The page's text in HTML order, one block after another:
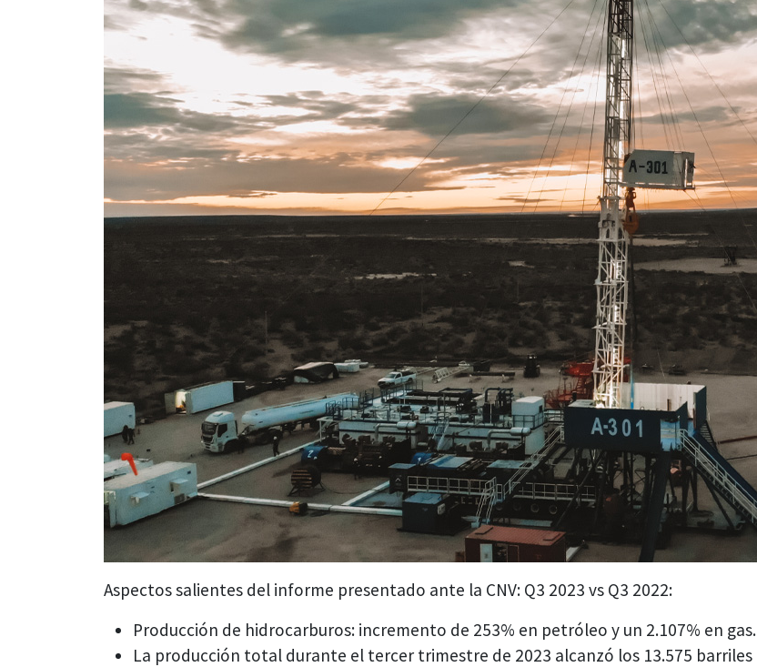
Aspectos salientes del informe presentado ante la CNV: Q3 2023 vs Q3 2022:
Producción de hidrocarburos: incremento de 253% en petróleo y un 2.107% en gas.
La producción total durante el tercer trimestre de 2023 alcanzó los 13.575 barriles